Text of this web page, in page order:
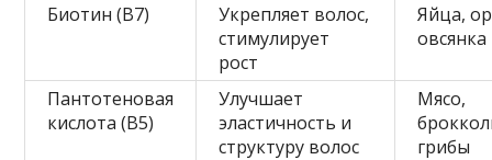
Биотин (B7)
Укрепляет волос,
стимулирует
рост
Яйца,
овсянка
Пантотеновая
кислота (B5)
Улучшает
эластичность и
структуру волос
Мясо,
грибы